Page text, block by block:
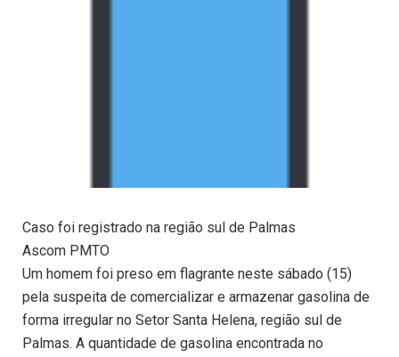
Caso foi registrado na região sul de Palmas
Ascom PMTO
Um homem foi preso em flagrante neste sábado (15)
pela suspeita de comercializar e armazenar gasolina de
forma irregular no Setor Santa Helena, região sul de
Palmas. A quantidade de gasolina encontrada no